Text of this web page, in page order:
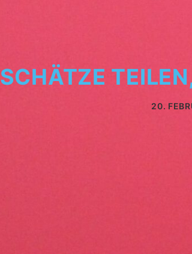
SCHÄTZE
20.